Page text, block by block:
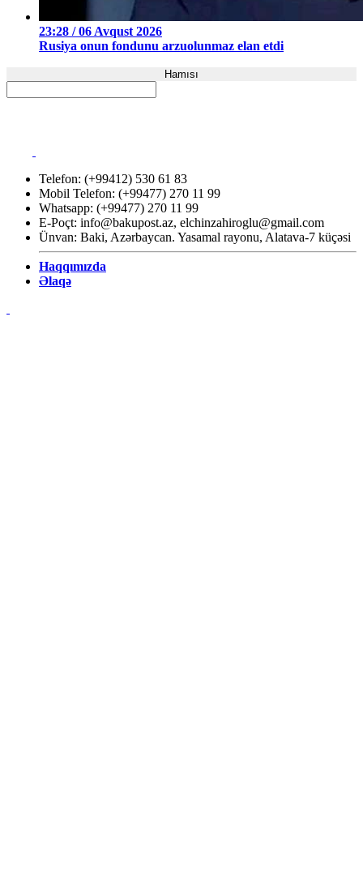
23:28 / 06 Avqust 2026
Rusiya onun fondunu arzuolunmaz elan etdi
Hamısı
Telefon: (+99412) 530 61 83
Mobil Telefon: (+99477) 270 11 99
Whatsapp: (+99477) 270 11 99
E-Poçt: info@bakupost.az, elchinzahiroglu@gmail.com
Ünvan: Baki, Azərbaycan. Yasamal rayonu, Alatava-7 küçəsi
Haqqımızda
Əlaqə